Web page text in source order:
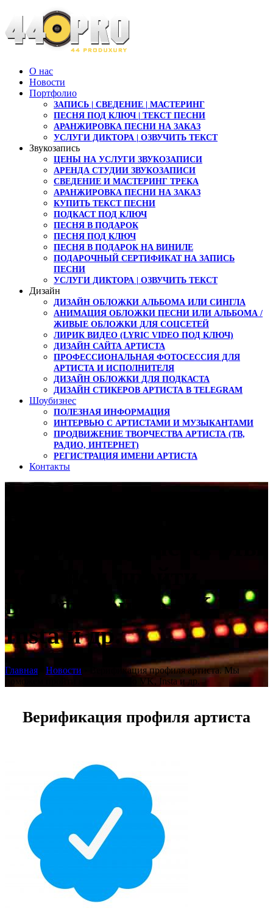
О нас
Новости
Портфолио
ЗАПИСЬ | СВЕДЕНИЕ | МАСТЕРИНГ
ПЕСНЯ ПОД КЛЮЧ | ТЕКСТ ПЕСНИ
АРАНЖИРОВКА ПЕСНИ НА ЗАКАЗ
УСЛУГИ ДИКТОРА | ОЗВУЧИТЬ ТЕКСТ
Звукозапись
ЦЕНЫ НА УСЛУГИ ЗВУКОЗАПИСИ
АРЕНДА СТУДИИ ЗВУКОЗАПИСИ
СВЕДЕНИЕ И МАСТЕРИНГ ТРЕКА
АРАНЖИРОВКА ПЕСНИ НА ЗАКАЗ
КУПИТЬ ТЕКСТ ПЕСНИ
ПОДКАСТ ПОД КЛЮЧ
ПЕСНЯ В ПОДАРОК
ПЕСНЯ ПОД КЛЮЧ
ПЕСНЯ В ПОДАРОК НА ВИНИЛЕ
ПОДАРОЧНЫЙ СЕРТИФИКАТ НА ЗАПИСЬ
ПЕСНИ
УСЛУГИ ДИКТОРА | ОЗВУЧИТЬ ТЕКСТ
Дизайн
ДИЗАЙН ОБЛОЖКИ АЛЬБОМА ИЛИ СИНГЛА
АНИМАЦИЯ ОБЛОЖКИ ПЕСНИ ИЛИ АЛЬБОМА /
ЖИВЫЕ ОБЛОЖКИ ДЛЯ СОЦСЕТЕЙ
ЛИРИК ВИДЕО (LYRIC VIDEO ПОД КЛЮЧ)
ДИЗАЙН САЙТА АРТИСТА
ПРОФЕССИОНАЛЬНАЯ ФОТОСЕССИЯ ДЛЯ
АРТИСТА И ИСПОЛНИТЕЛЯ
ДИЗАЙН ОБЛОЖКИ ДЛЯ ПОДКАСТА
ДИЗАЙН СТИКЕРОВ АРТИСТА В TELEGRAM
Шоубизнес
ПОЛЕЗНАЯ ИНФОРМАЦИЯ
ИНТЕРВЬЮ С АРТИСТАМИ И МУЗЫКАНТАМИ
ПРОДВИЖЕНИЕ ТВОРЧЕСТВА АРТИСТА (ТВ,
РАДИО, ИНТЕРНЕТ)
РЕГИСТРАЦИЯ ИМЕНИ АРТИСТА
Контакты
верификацию VK,
Insta и др.
Главная Новости
Верификация профиля артиста. Мы
поможем пройти верификацию VK, Insta и др.
Верификация профиля артиста